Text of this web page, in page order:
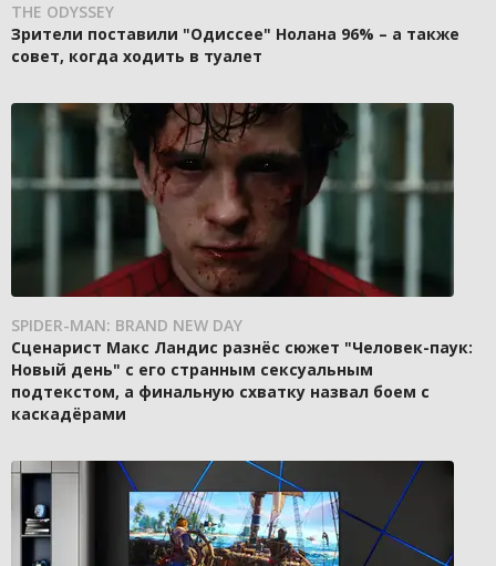
THE ODYSSEY
Зрители поставили "Одиссее" Нолана 96% – а также
совет, когда ходить в туалет
SPIDER-MAN: BRAND NEW DAY
Сценарист Макс Ландис разнёс сюжет "Человек-паук:
Новый день" с его странным сексуальным
подтекстом, а финальную схватку назвал боем с
каскадёрами